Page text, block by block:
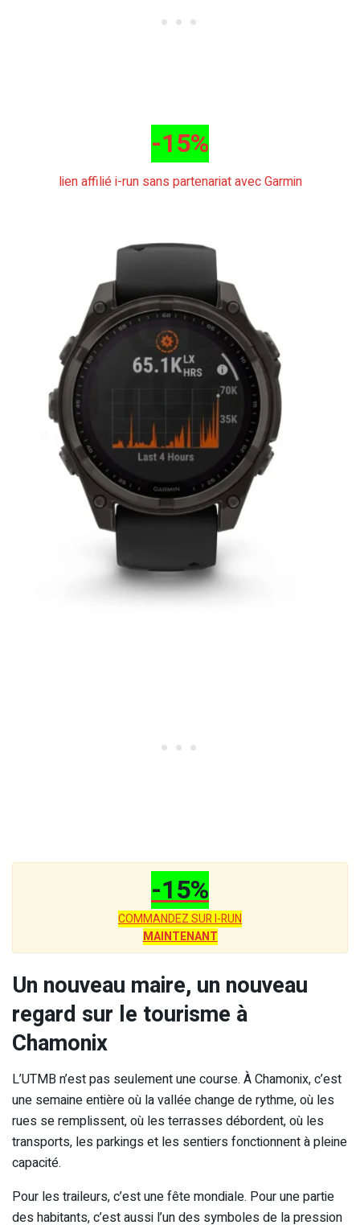
-15%
lien affilié i-run sans partenariat avec Garmin
-15%
COMMANDEZ SUR I-RUN
MAINTENANT
Un nouveau maire, un nouveau
regard sur le tourisme à
Chamonix
L’UTMB n’est pas seulement une course. À Chamonix, c’est
une semaine entière où la vallée change de rythme, où les
rues se remplissent, où les terrasses débordent, où les
transports, les parkings et les sentiers fonctionnent à pleine
capacité.
Pour les traileurs, c’est une fête mondiale. Pour une partie
des habitants, c’est aussi l’un des symboles de la pression